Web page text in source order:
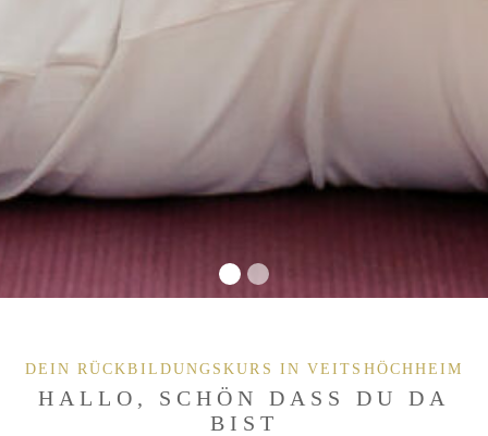
DEIN RÜCKBILDUNGSKURS IN VEITSHÖCHHEIM
HALLO, SCHÖN DASS DU DA
BIST